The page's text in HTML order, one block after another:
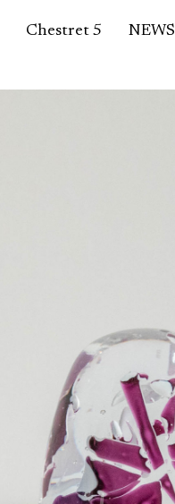
Chestret 5 NEWS